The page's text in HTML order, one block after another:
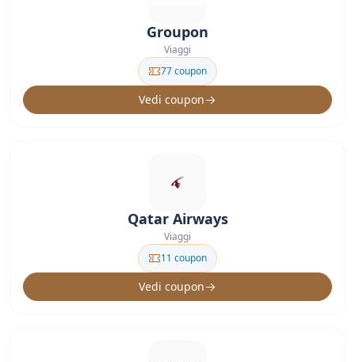
Groupon
Viaggi
77 coupon
Vedi coupon
Qatar Airways
Viaggi
11 coupon
Vedi coupon